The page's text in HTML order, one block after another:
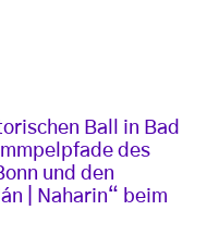
Ball in Bad
des
und den
| Naharin“ beim